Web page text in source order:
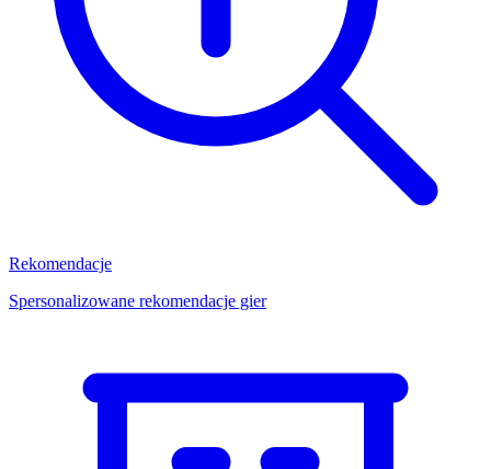
Rekomendacje
Spersonalizowane rekomendacje gier